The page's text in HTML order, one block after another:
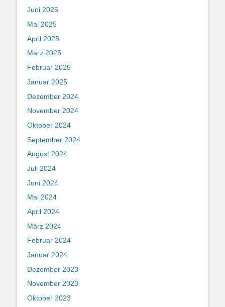
Juni 2025
Mai 2025
April 2025
März 2025
Februar 2025
Januar 2025
Dezember 2024
November 2024
Oktober 2024
September 2024
August 2024
Juli 2024
Juni 2024
Mai 2024
April 2024
März 2024
Februar 2024
Januar 2024
Dezember 2023
November 2023
Oktober 2023